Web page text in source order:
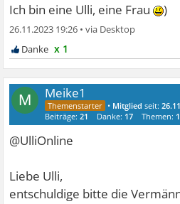
Ich bin eine Ulli, eine Frau )
26.11.2023 19:26 •
x 1
M Meike1
• Mitglied seit:
Beiträge:21 Danke: 17 Themen: 1
@UlliOnline
Liebe Ulli,
entschuldige bitte die